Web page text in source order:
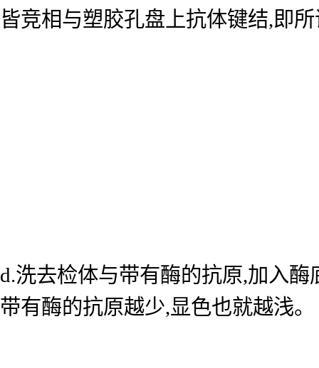
皆竞相与塑胶孔盘上抗体键结,即
d.洗去检体与带有酶的抗原,加入
带有酶的抗原越少,显色也就越浅。